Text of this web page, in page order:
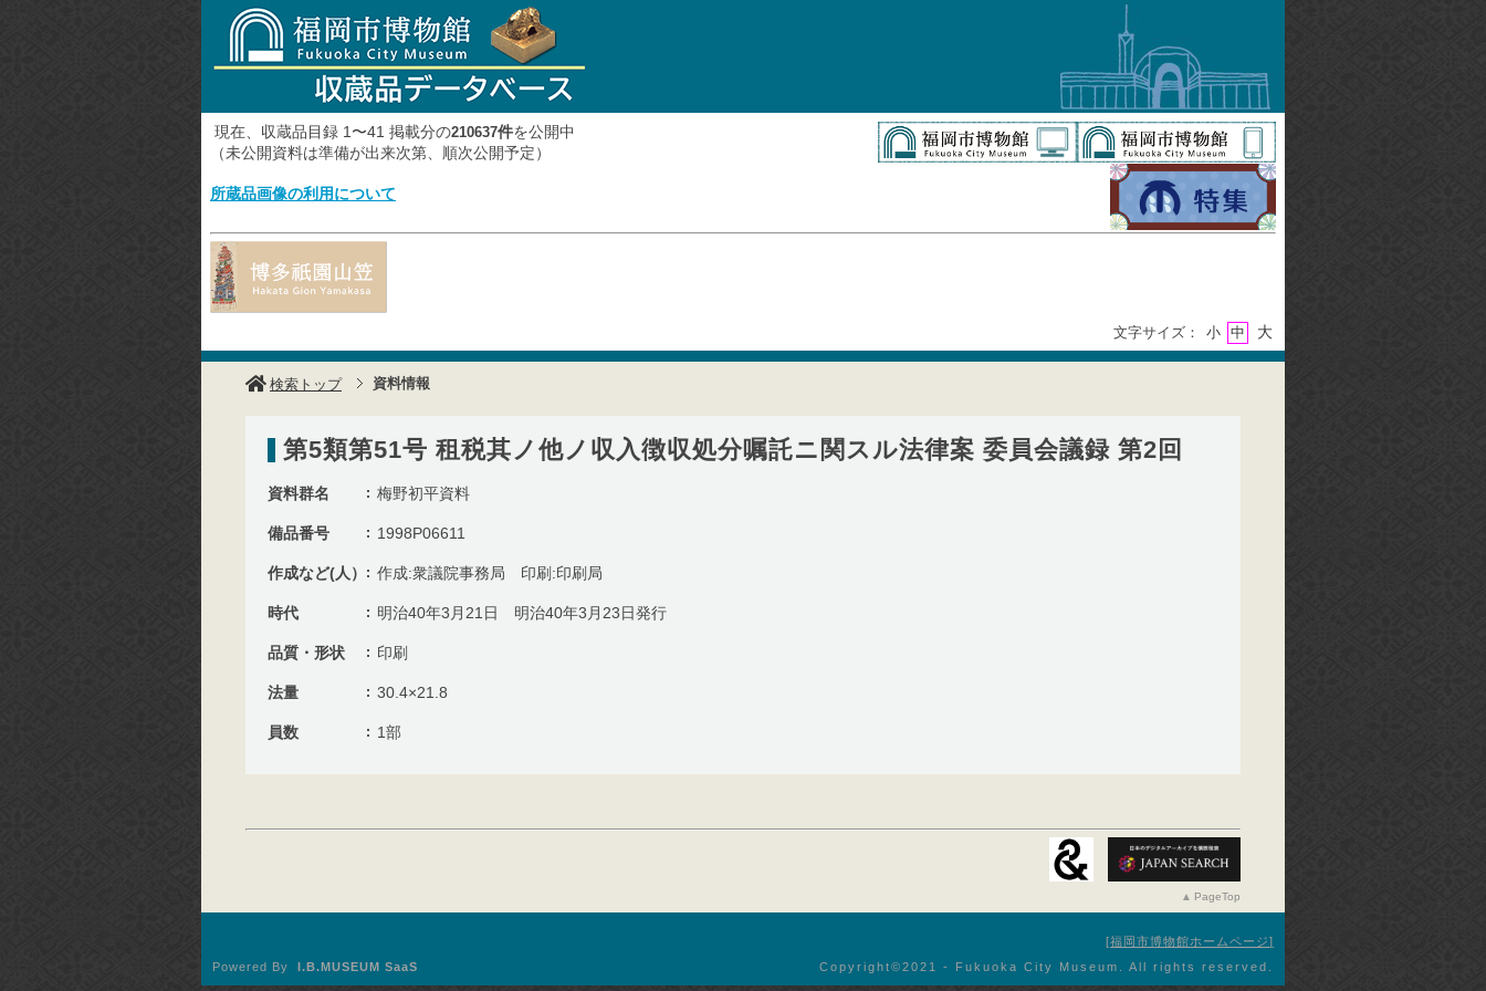
現在、収蔵品目録 1〜41 掲載分の210637件を公開中
（未公開資料は準備が出来次第、順次公開予定）
所蔵品画像の利用について
文字サイズ： 小 中 大
検索トップ 資料情報
第5類第51号 租税其ノ他ノ収入徴収処分嘱託ニ関スル法律案 委員会議録 第2回
資料群名 梅野初平資料
備品番号 1998P06611
作成など(人） 作成:衆議院事務局 印刷:印刷局
時代 明治40年3月21日 明治40年3月23日発行
品質・形状 印刷
法量 30.4×21.8
員数 1部
PageTop
福岡市博物館ホームページ
Copyright©︎2021 - Fukuoka City Museum. All rights reserved.
Powered By I.B.MUSEUM SaaS